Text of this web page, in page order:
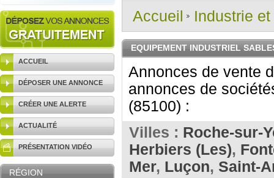
ACCUEIL
DÉPOSER UNE ANNONCE
CRÉER UNE ALERTE
ACTUALITÉ
PRÉSENTATION VIDÉO
RÉGION
vendre.
Et/ou déposergratuitement
RECHERCHER UNE
ANNONCE
Accueil Industrie
EQUIPEMENT INDUSTRIEL
Annonces de vente
annonces de
(85100) :
Villes : Roche-sur-
Herbiers (Les),
Mer, Luçon, Saint-